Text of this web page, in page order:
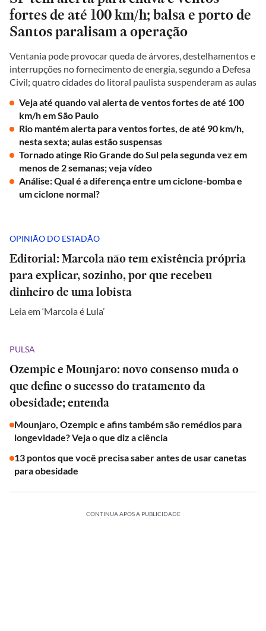
fortes de até 100 km/h; balsa e porto de
Santos paralisam a operação
Ventania pode provocar queda de árvores, destelhamentos e
interrupções no fornecimento de energia, segundo a Defesa
Civil; quatro cidades do litoral paulista suspenderam as aulas
Veja até quando vai alerta de ventos fortes de até 100
km/h em São Paulo
Rio mantém alerta para ventos fortes, de até 90 km/h,
nesta sexta; aulas estão suspensas
Tornado atinge Rio Grande do Sul pela segunda vez em
menos de 2 semanas; veja vídeo
Análise: Qual é a diferença entre um ciclone-bomba e
um ciclone normal?
OPINIÃO DO ESTADÃO
Editorial: Marcola não tem existência própria
para explicar, sozinho, por que recebeu
dinheiro de uma lobista
Leia em ‘Marcola é Lula’
PULSA
Ozempic e Mounjaro: novo consenso muda o
que define o sucesso do tratamento da
obesidade; entenda
Mounjaro, Ozempic e afins também são remédios para
longevidade? Veja o que diz a ciência
13 pontos que você precisa saber antes de usar canetas
para obesidade
CONTINUA APÓS A PUBLICIDADE